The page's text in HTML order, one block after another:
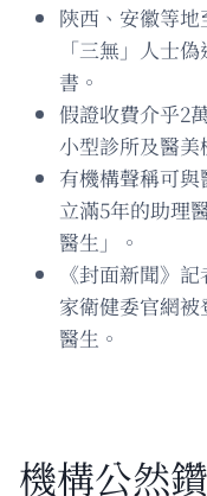
陝西、安徽等
「三無」人士
書。
假證收費介乎2
小型診所及醫美
有機構聲稱可
立滿5年的助理
醫生」。
《封面新聞》
家衛健委官網
醫生。
機構公然